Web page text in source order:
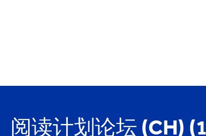
阅读计划论坛 (CH)